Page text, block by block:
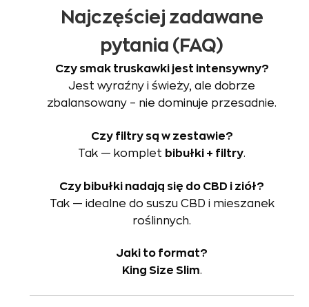
Najczęściej zadawane
pytania (FAQ)
Czy smak truskawki jest intensywny?
Jest wyraźny i świeży, ale dobrze
zbalansowany – nie dominuje przesadnie.
Czy filtry są w zestawie?
Tak — komplet bibułki + filtry.
Czy bibułki nadają się do CBD i ziół?
Tak — idealne do suszu CBD i mieszanek
roślinnych.
Jaki to format?
King Size Slim.